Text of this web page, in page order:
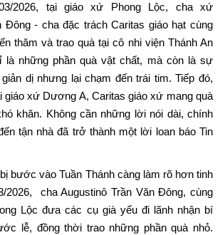
2026, tại giáo xứ Phong Lộc, cha xứ
Đông - cha đặc trách Caritas giáo hạt cùng
thăm và trao quà tại cô nhi viện Thánh An
là những phần quà vật chất, mà còn là sự
dị nhưng lại chạm đến trái tim. Tiếp đó,
giáo xứ Dương A, Caritas giáo xứ mang quà
khăn. Không cần những lời nói dài, chính
tận nhà đã trở thành một lời loan báo Tin
bước vào Tuần Thánh càng làm rõ hơn tinh
2026, cha Augustinô Trần Văn Đông, cùng
Lộc đưa các cụ già yếu đi lãnh nhận bí
lễ, đồng thời trao những phần quà nhỏ.